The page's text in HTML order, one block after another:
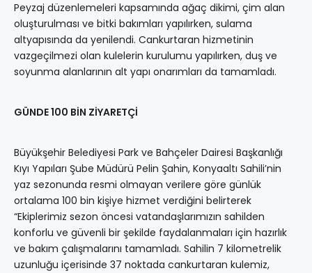
Peyzaj düzenlemeleri kapsamında ağaç dikimi, çim alan
oluşturulması ve bitki bakımları yapılırken, sulama
altyapısında da yenilendi. Cankurtaran hizmetinin
vazgeçilmezi olan kulelerin kurulumu yapılırken, duş ve
soyunma alanlarının alt yapı onarımları da tamamladı.
GÜNDE 100 BİN ZİYARETÇİ
Büyükşehir Belediyesi Park ve Bahçeler Dairesi Başkanlığı
Kıyı Yapıları Şube Müdürü Pelin Şahin, Konyaaltı Sahili’nin
yaz sezonunda resmi olmayan verilere göre günlük
ortalama 100 bin kişiye hizmet verdiğini belirterek
“Ekiplerimiz sezon öncesi vatandaşlarımızın sahilden
konforlu ve güvenli bir şekilde faydalanmaları için hazırlık
ve bakım çalışmalarını tamamladı. Sahilin 7 kilometrelik
uzunluğu içerisinde 37 noktada cankurtaran kulemiz,